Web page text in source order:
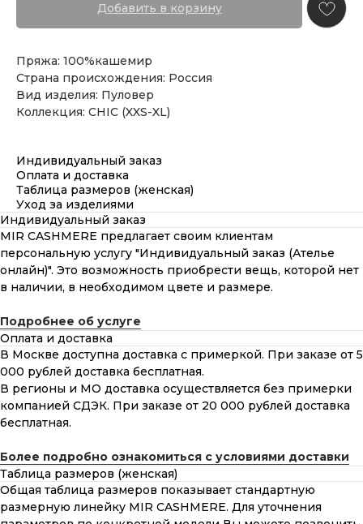
Добавить в корзину
Пряжа: 100%кашемир
Страна происхождения: Россия
Вид изделия: Пуловер
Коллекция: CHIC (XXS-XL)
Индивидуальный заказ
Оплата и доставка
Таблица размеров (женская)
Уход за изделиями
Индивидуальный заказ
MIR CASHMERE предлагает своим клиентам
персональную услугу "Индивидуальный заказ (Ателье
онлайн)". Это возможность приобрести вещь, которой нет
в наличии, в необходимом цвете и размере.
Подробнее об услуге
Оплата и доставка
В Москве доступна доставка с примеркой. При заказе от 5
000 рублей доставка бесплатная.
В регионы и МО доставка осуществляется без примерки
компанией СДЭК. При заказе от 20 000 рублей доставка
бесплатная.
Более подробно ознакомиться с условиями доставки
Таблица размеров (женская)
Общая таблица размеров показывает стандартную
размерную линейку MIR CASHMERE. Для уточнения